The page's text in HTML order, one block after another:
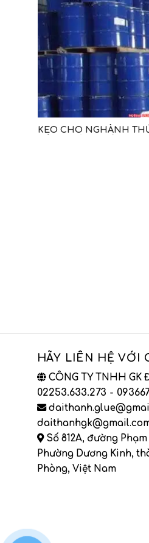
KEO CHO NGHÀNH
HÃY LIÊN HỆ VỚI
CÔNG TY TNHH GK
02253.633.273 -
Số 812A, đường
Phường Dương Kinh,
Phòng, Việt Nam